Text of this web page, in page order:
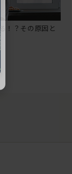
！？その原因と